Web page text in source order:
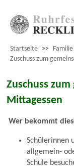
Startseite >>
Zuschuss zum
Zuschuss
Mittagessen
Wer bekommt
Schülerinnen
allgemein-
Schule